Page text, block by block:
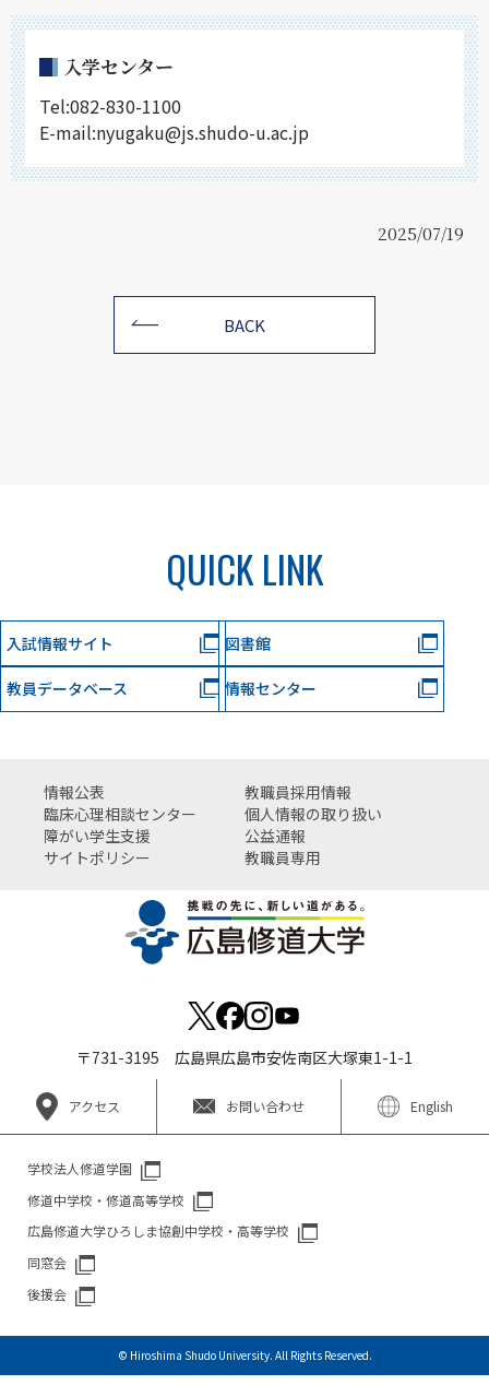
入学センター
Tel:082-830-1100
E-mail:nyugaku@js.shudo-u.ac.jp
2025/07/19
BACK
QUICK LINK
入試情報サイト 図書館
教員データベース 情報センター
情報公表
教職員採用情報
臨床心理相談センター
個人情報の取り扱い
障がい学生支援
公益通報
サイトポリシー
教職員専用
〒731-3195 広島県広島市安佐南区大塚東1-1-1
アクセス お問い合わせ English
学校法人修道学園
修道中学校・修道高等学校
広島修道大学ひろしま協創中学校・高等学校
同窓会
後援会
© Hiroshima Shudo University. All Rights Reserved.